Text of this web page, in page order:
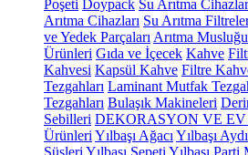
Poşeti Doypack Su Arıtma
Arıtma Cihazları Su Arıtma
ve Yedek Parçaları Arıtma Musluğu
Ürünleri Gıda ve İçecek Kahve
Kahvesi Kapsül Kahve Filtre
Tezgahları Laminant Mutfak
Tezgahları Bulaşık Makineleri
Sebilleri DEKORASYON VE
Ürünleri Yılbaşı Ağacı Yılbaşı
Süsleri Yılbaşı Sepeti Yılbaşı Parti